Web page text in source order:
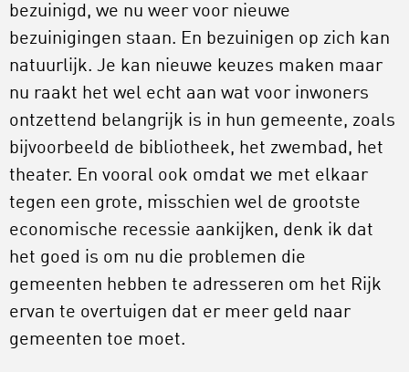
bezuinigd, we nu weer voor nieuwe
bezuinigingen staan. En bezuinigen op zich kan
natuurlijk. Je kan nieuwe keuzes maken maar
nu raakt het wel echt aan wat voor inwoners
ontzettend belangrijk is in hun gemeente, zoals
bijvoorbeeld de bibliotheek, het zwembad, het
theater. En vooral ook omdat we met elkaar
tegen een grote, misschien wel de grootste
economische recessie aankijken, denk ik dat
het goed is om nu die problemen die
gemeenten hebben te adresseren om het Rijk
ervan te overtuigen dat er meer geld naar
gemeenten toe moet.